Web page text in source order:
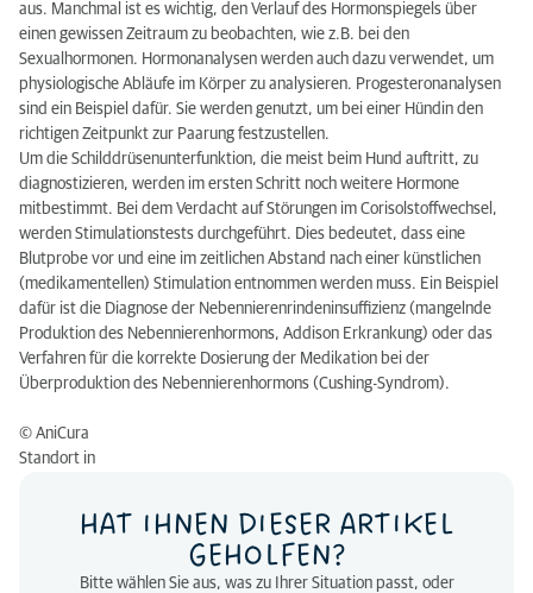
aus. Manchmal ist es wichtig, den Verlauf des Hormonspiegels über
einen gewissen Zeitraum zu beobachten, wie z.B. bei den
Sexualhormonen. Hormonanalysen werden auch dazu verwendet, um
physiologische Abläufe im Körper zu analysieren. Progesteronanalysen
sind ein Beispiel dafür. Sie werden genutzt, um bei einer Hündin den
richtigen Zeitpunkt zur Paarung festzustellen.
Um die Schilddrüsenunterfunktion, die meist beim Hund auftritt, zu
diagnostizieren, werden im ersten Schritt noch weitere Hormone
mitbestimmt. Bei dem Verdacht auf Störungen im Corisolstoffwechsel,
werden Stimulationstests durchgeführt. Dies bedeutet, dass eine
Blutprobe vor und eine im zeitlichen Abstand nach einer künstlichen
(medikamentellen) Stimulation entnommen werden muss. Ein Beispiel
dafür ist die Diagnose der Nebennierenrindeninsuffizienz (mangelnde
Produktion des Nebennierenhormons, Addison Erkrankung) oder das
Verfahren für die korrekte Dosierung der Medikation bei der
Überproduktion des Nebennierenhormons (Cushing-Syndrom).
© AniCura
Standort in
HAT IHNEN DIESER ARTIKEL
GEHOLFEN?
Bitte wählen Sie aus, was zu Ihrer Situation passt, oder